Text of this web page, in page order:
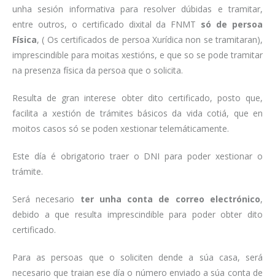
unha sesión informativa para resolver dúbidas e tramitar,
entre outros, o certificado dixital da FNMT só de persoa
Física, ( Os certificados de persoa Xurídica non se tramitaran),
imprescindible para moitas xestións, e que so se pode tramitar
na presenza física da persoa que o solicita.
Resulta de gran interese obter dito certificado, posto que,
facilita a xestión de trámites básicos da vida cotiá, que en
moitos casos só se poden xestionar telemáticamente.
Este día é obrigatorio traer o DNI para poder xestionar o
trámite.
Será necesario ter unha conta de correo electrónico,
debido a que resulta imprescindible para poder obter dito
certificado.
Para as persoas que o soliciten dende a súa casa, será
necesario que traian ese día o número enviado a súa conta de